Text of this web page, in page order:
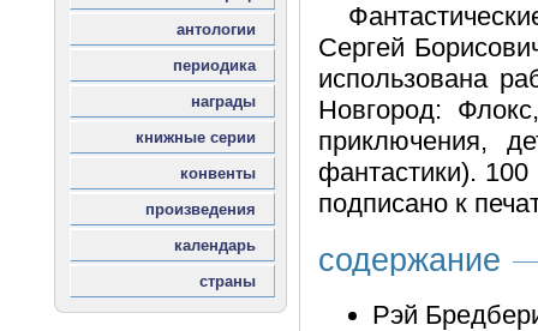
Сергей
использована
Новгород:
приключения,
фантастики).
подписано к
содержание
Рэй